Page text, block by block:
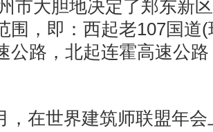
市大胆地决定了郑东新
围，即：西起老107国道
公路，北起连霍高速公
，在世界建筑师联盟年